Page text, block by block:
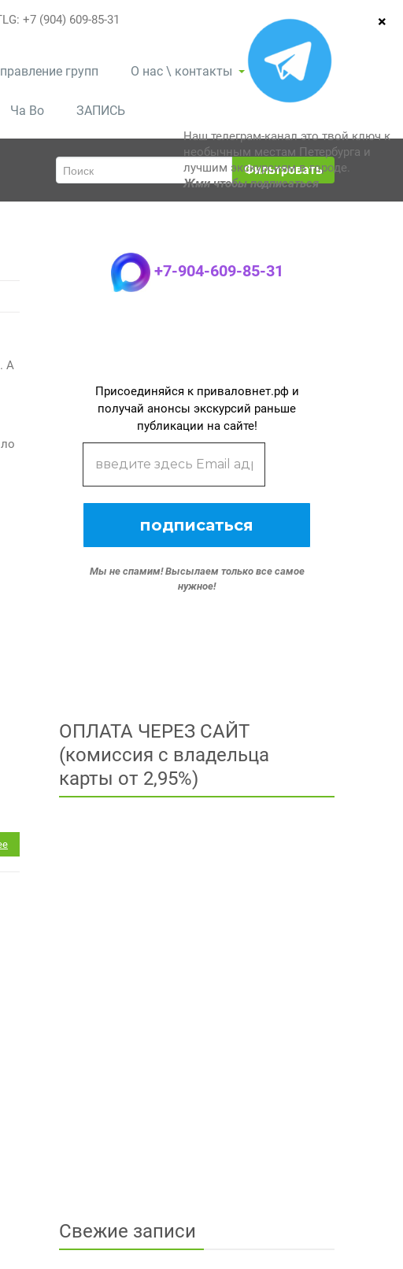
+7 (904) 609-85-31
групп О нас \ контакты
Ча Во ЗАПИСЬ
Фильтровать
А
+7-904-609-85-31
Присоединяйся к приваловнет.рф и
получай анонсы экскурсий раньше
публикации на сайте!
Мы не спамим! Высылаем только все самое
нужное!
ОПЛАТА ЧЕРЕЗ САЙТ
(комиссия с владельца
карты от 2,95%)
Свежие записи
Наш телеграм-канал это твой ключ к
необычным местам Петербурга и
лучшим экскурсиям в городе.
Жми чтобы подписаться